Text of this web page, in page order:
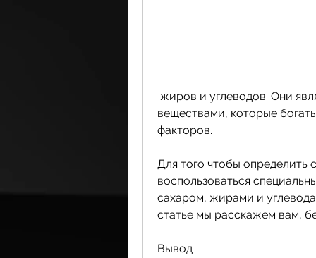
веществами, которые
факторов.
Для того чтобы
воспользоваться
сахаром, жирами и
статье мы расскажем вам,
Вывод